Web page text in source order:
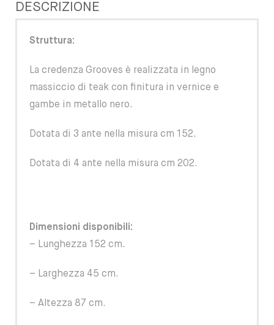
DESCRIZIONE
Struttura:
La credenza Grooves è realizzata in legno
massiccio di teak con finitura in vernice e
gambe in metallo nero.
Dotata di 3 ante nella misura cm 152.
Dotata di 4 ante nella misura cm 202.
Dimensioni disponibili:
– Lunghezza 152 cm.
– Larghezza 45 cm.
– Altezza 87 cm.